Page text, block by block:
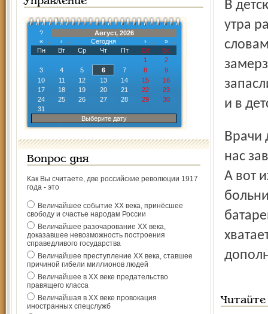
?
Август, 2026
«
‹ Сегодня ›
»
Пн
Вт Ср Чт Пт Сб
Вс
1
2
3
4 5 6 7 8
9
10
11 12 13 14 15
16
17
18 19 20 21 22
23
24
25 26 27 28 29
30
31
Выберите дату
Вопрос дня
Как Вы считаете, две российские революции 1917
года - это
Величайшее событие ХХ века, принёсшее
свободу и счастье народам России
Величайшее разочарование ХХ века,
доказавшее невозможность построения
справедливого государства
Величайшее преступление ХХ века, ставшее
причиной гибели миллионов людей
Величайшее в ХХ веке предательство
правящего класса
Величайшая в ХХ веке провокация
иностранных спецслужб
В детском саду № 80 Киров­ского района вчера с самого
утра
и в
Врачи детской клинической больницы № 1 оптимистично
нас
А вот